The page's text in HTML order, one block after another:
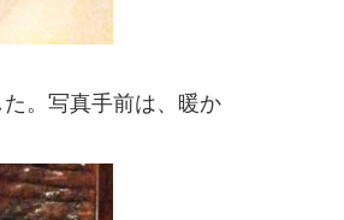
。写真手前は、暖か